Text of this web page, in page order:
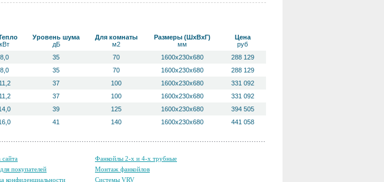
кВт
Уровень ш­ума
дБ
Для комнаты
м2
Размеры (ШхВхГ)
мм
Цена
руб
8,0 35 70 1600х230х680
288 129
8,0 35 70 1600х230х680
288 129
11,2 37 100 1600х230х680
331 092
11,2 37 100 1600х230х680
331 092
39 125 1600х230х680
394 505
41 140 1600х230х680 441 058
сайта
покупателей
конфиденциальности
Фанкойлы 2-х и 4-х трубные
Монтаж фанкойлов
Системы VRV